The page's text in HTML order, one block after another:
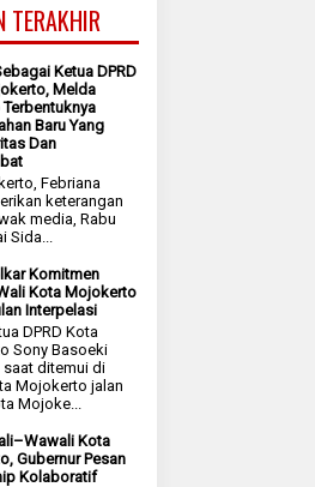
TERAKHIR
Ketua DPRD
Melda
Terbentuknya
Baru Yang
Dan
Febriana
keterangan
media, Rabu
Komitmen
Kota Mojokerto
Interpelasi
DPRD Kota
Sony Basoeki
saat ditemui di
Mojokerto jalan
Mojoke...
Kota
Gubernur Pesan
Kolaboratif